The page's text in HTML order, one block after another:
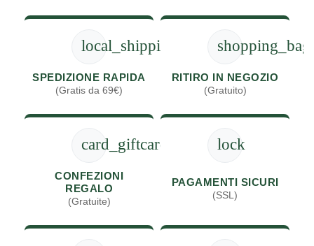
local_shipping
SPEDIZIONE RAPIDA
(Gratis da 69€)
shopping_bag
RITIRO IN NEGOZIO
(Gratuito)
card_giftcard
CONFEZIONI
REGALO
(Gratuite)
lock
PAGAMENTI SICURI
(SSL)